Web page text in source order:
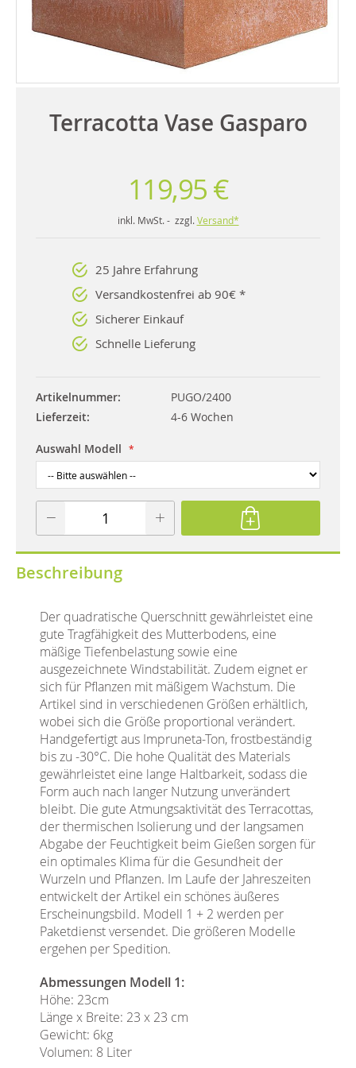
Terracotta Vase Gasparo
119,95 €
inkl. MwSt. - zzgl. Versand*
25 Jahre Erfahrung
Versandkostenfrei ab 90€ *
Sicherer Einkauf
Schnelle Lieferung
Artikelnummer
PUGO/2400
Lieferzeit
4-6 Wochen
Auswahl Modell
Beschreibung
Der quadratische Querschnitt gewährleistet eine
gute Tragfähigkeit des Mutterbodens, eine
mäßige Tiefenbelastung sowie eine
ausgezeichnete Windstabilität. Zudem eignet er
sich für Pflanzen mit mäßigem Wachstum. Die
Artikel sind in verschiedenen Größen erhältlich,
wobei sich die Größe proportional verändert.
Handgefertigt aus Impruneta-Ton, frostbeständig
bis zu -30°C. Die hohe Qualität des Materials
gewährleistet eine lange Haltbarkeit, sodass die
Form auch nach langer Nutzung unverändert
bleibt. Die gute Atmungsaktivität des Terracottas,
der thermischen Isolierung und der langsamen
Abgabe der Feuchtigkeit beim Gießen sorgen für
ein optimales Klima für die Gesundheit der
Wurzeln und Pflanzen. Im Laufe der Jahreszeiten
entwickelt der Artikel ein schönes äußeres
Erscheinungsbild. Modell 1 + 2 werden per
Paketdienst versendet. Die größeren Modelle
ergehen per Spedition.
Abmessungen Modell 1:
Höhe: 23cm
Länge x Breite: 23 x 23 cm
Gewicht: 6kg
Volumen: 8 Liter